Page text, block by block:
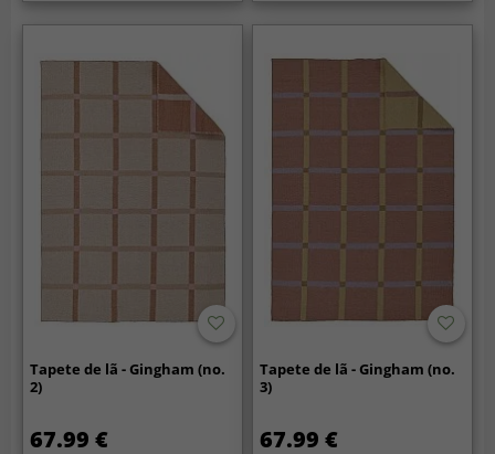
Tapete de lã - Gingham (no.
2)
67.99 €
Tapete de lã - Gingham (no.
3)
67.99 €